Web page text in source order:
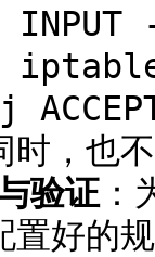
时，也
验证：
置好的